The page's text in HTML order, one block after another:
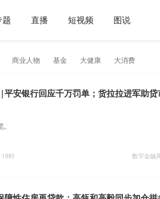
题 直播 短视频 图说
商业人物 基金 大健康 大消费
平安银行回应千万罚单；货拉拉进军助贷
数字金融
时